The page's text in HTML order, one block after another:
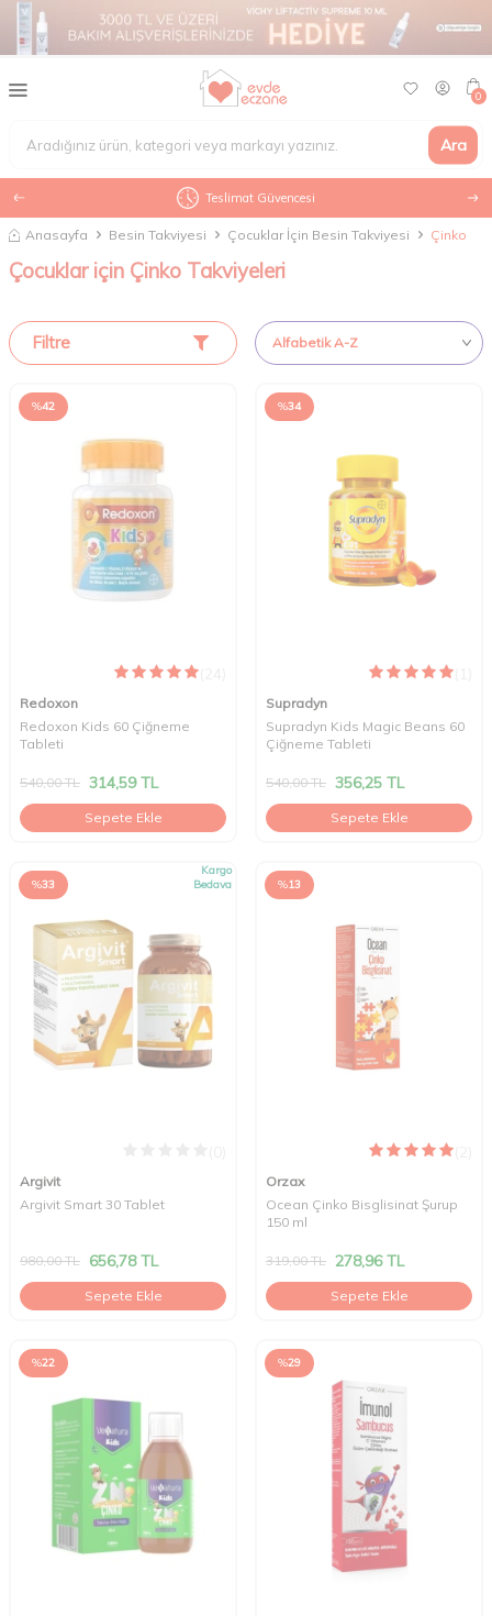
Ara
0
Teslimat Güvencesi
Anasayfa Besin Takviyesi Çocuklar İçin Besin Takviyesi Çinko
Çocuklar için Çinko Takviyeleri
Filtre
%42
Redoxon
Redoxon Kids 60 Çiğneme
Tableti
540,00TL 314,59TL
Sepete Ekle
%34
Supradyn
Supradyn Kids Magic Beans 60
Çiğneme Tableti
540,00TL 356,25 TL
Sepete Ekle
%33
Kargo
Bedava
Argivit
Argivit Smart 30 Tablet
980,00TL 656,78TL
Sepete Ekle
%13
Orzax
Ocean Çinko Bisglisinat Şurup
150 ml
319,00TL 278,96TL
Sepete Ekle
%22 %29